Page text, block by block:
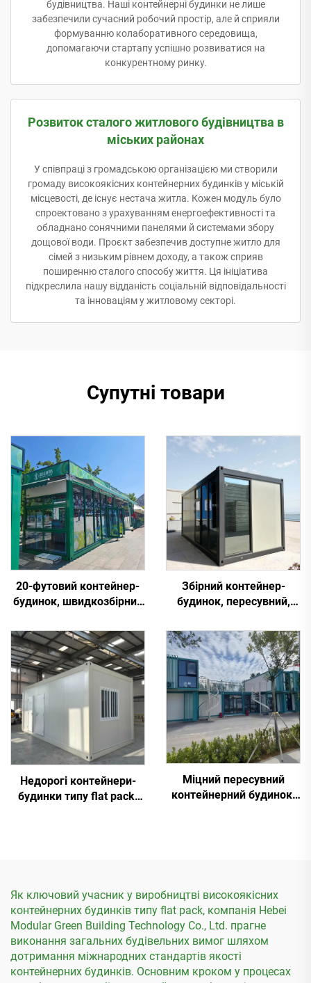
будівництва. Наші контейнерні будинки не лише
забезпечили сучасний робочий простір, але й сприяли
формуванню колаборативного середовища,
допомагаючи стартапу успішно розвиватися на
конкурентному ринку.
Розвиток сталого житлового будівництва в
міських районах
У співпраці з громадською організацією ми створили
громаду високоякісних контейнерних будинків у міській
місцевості, де існує нестача житла. Кожен модуль було
спроектовано з урахуванням енергоефективності та
обладнано сонячними панелями й системами збору
дощової води. Проєкт забезпечив доступне житло для
сімей з низьким рівнем доходу, а також сприяв
поширенню сталого способу життя. Ця ініціатива
підкреслила нашу відданість соціальній відповідальності
та інноваціям у житловому секторі.
Супутні товари
20-футовий контейнер-
будинок, швидкозбірний
плоский пакет, зовнішній
супермаркет
Збірний контейнер-
будинок, пересувний,
житловий контейнер
Недорогі контейнери-
будинки типу flat pack,
Міцний пересувний
контейнерний будинок,
Як ключовий учасник у виробництві високоякісних
контейнерних будинків типу flat pack, компанія Hebei
Modular Green Building Technology Co., Ltd. прагне
виконання загальних будівельних вимог шляхом
дотримання міжнародних стандартів якості
контейнерних будинків. Основним кроком у процесах